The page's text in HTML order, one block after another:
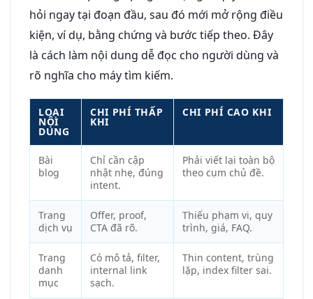
hỏi ngay tại đoạn đầu, sau đó mới mở rộng điều
kiện, ví dụ, bằng chứng và bước tiếp theo. Đây
là cách làm nội dung dễ đọc cho người dùng và
rõ nghĩa cho máy tìm kiếm.
LOẠI
NỘI
DUNG
CHI PHÍ THẤP
KHI
CHI PHÍ CAO KHI
Bài
blog
Chỉ cần cập
nhật nhẹ, đúng
intent.
Phải viết lại toàn bộ
theo cụm chủ đề.
Trang
dịch vụ
Offer, proof,
CTA đã rõ.
Thiếu phạm vi, quy
trình, giá, FAQ.
Trang
danh
mục
Có mô tả, filter,
internal link
sạch.
Thin content, trùng
lặp, index filter sai.